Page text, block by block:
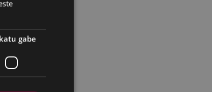
itxarotea
gabe